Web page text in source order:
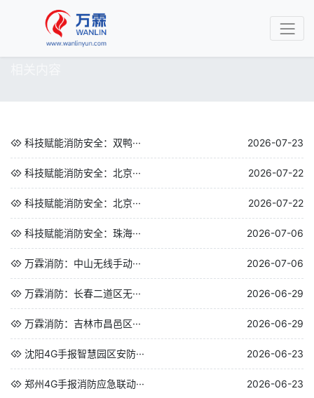
科技赋能消防安全：双鸭··· 2026-07-23
科技赋能消防安全：北京··· 2026-07-22
科技赋能消防安全：北京··· 2026-07-22
科技赋能消防安全：珠海··· 2026-07-06
万霖消防：中山无线手动··· 2026-07-06
万霖消防：长春二道区无··· 2026-06-29
万霖消防：吉林市昌邑区··· 2026-06-29
沈阳4G手报智慧园区安防··· 2026-06-23
郑州4G手报消防应急联动··· 2026-06-23